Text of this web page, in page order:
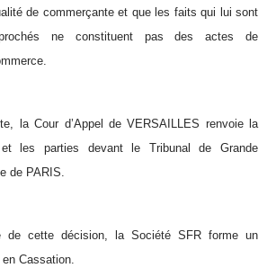
de commerçante et que les faits qui lui sont
ne constituent pas des actes de
la Cour d’Appel de VERSAILLES renvoie la
les parties devant le Tribunal de Grande
de PARIS.
de cette décision, la Société SFR forme un
Cassation.